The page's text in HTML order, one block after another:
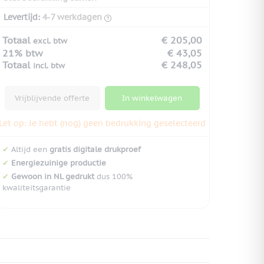
Levertijd: 4-7 werkdagen
Totaal excl. btw
€ 205,00
21% btw
€ 43,05
Totaal incl. btw € 248,05
Vrijblijvende offerte In winkelwagen
Let op: Je hebt (nog) geen bedrukking geselecteerd
✔ Altijd een gratis digitale drukproef
✔ Energiezuinige productie
✔ Gewoon in NL gedruktdus 100%
kwaliteitsgarantie